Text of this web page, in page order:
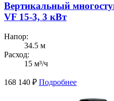
Вертикальный
VF 15-3, 3 кВт
Напор:
34.5 м
Расход:
15 м³/ч
168 140 ₽ Подробнее